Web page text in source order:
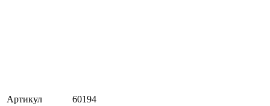
Артикул
60194